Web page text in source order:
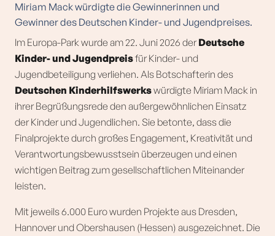
Miriam Mack würdigte die Gewinnerinnen und
Gewinner des Deutschen Kinder- und Jugendpreises.
Im Europa-Park wurde am 22. Juni 2026 der Deutsche
Kinder- und Jugendpreisfür Kinder- und
Jugendbeteiligung verliehen. Als Botschafterin des
Deutschen Kinderhilfswerkswürdigte Miriam Mack in
ihrer Begrüßungsrede den außergewöhnlichen Einsatz
der Kinder und Jugendlichen. Sie betonte, dass die
Finalprojekte durch großes Engagement, Kreativität und
Verantwortungsbewusstsein überzeugen und einen
wichtigen Beitrag zum gesellschaftlichen Miteinander
leisten.
Mit jeweils 6.000 Euro wurden Projekte aus Dresden,
Hannover und Obershausen (Hessen) ausgezeichnet. Die